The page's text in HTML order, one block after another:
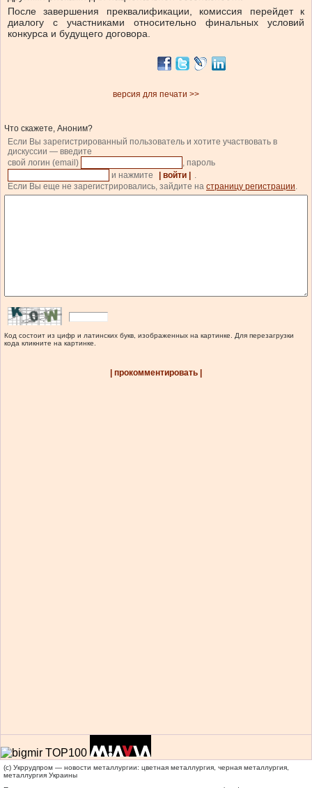
После завершения преквалификации, комиссия перейдет к
диалогу с участниками относительно финальных условий
конкурса и будущего договора.
версия для печати >>
Что скажете, Аноним?
Если Вы зарегистрированный пользователь и хотите участвовать в
дискуссии — введите
свой логин (email)
, пароль
и нажмите
| войти |
.
Если Вы еще не зарегистрировались, зайдите на страницу регистрации.
Код состоит из цифр и латинских букв, изображенных на картинке. Для перезагрузки
кода кликните на картинке.
| прокомментировать |
(c) Укррудпром — новости металлургии: цветная металлургия, черная металлургия,
металлургия Украины